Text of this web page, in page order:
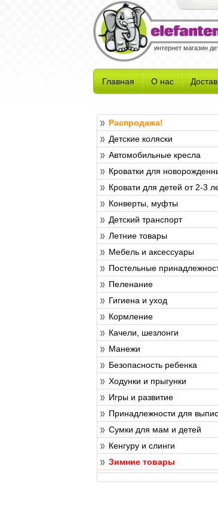
интернет магазин
Главная О нас
Распродажа!
Детские коляски
Автомобильные кресла
Кроватки для
Кровати для детей от 2-3
Конверты, муфты
Детский транспорт
Летние товары
Мебель и аксессуары
Постельные
Пеленание
Гигиена и уход
Кормление
Качели, шезлонги
Манежи
Безопасность ребенка
Ходунки и прыгунки
Игры и развитие
Принадлежности для
Сумки для мам и детей
Кенгуру и слинги
Зимние товары